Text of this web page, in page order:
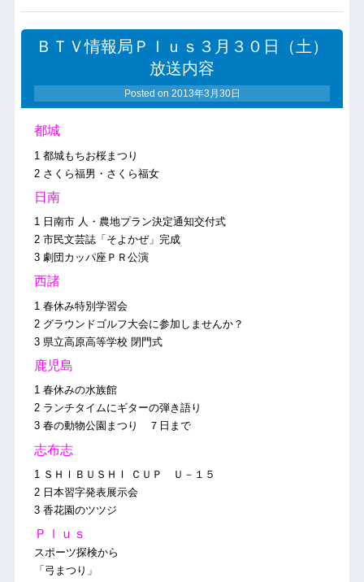
ＢＴＶ情報局Ｐｌｕｓ３月３０日（土）
放送内容
Posted on 2013年3月30日
都城
1 都城もちお桜まつり
2 さくら福男・さくら福女
日南
1 日南市 人・農地プラン決定通知交付式
2 市民文芸誌「そよかぜ」完成
3 劇団カッパ座ＰＲ公演
西諸
1 春休み特別学習会
2 グラウンドゴルフ大会に参加しませんか？
3 県立高原高等学校 閉門式
鹿児島
1 春休みの水族館
2 ランチタイムにギターの弾き語り
3 春の動物公園まつり ７日まで
志布志
1 ＳＨＩＢＵＳＨＩ ＣＵＰ Ｕ－１５
2 日本習字発表展示会
3 香花園のツツジ
Ｐｌｕｓ
スポーツ探検から
「弓まつり」